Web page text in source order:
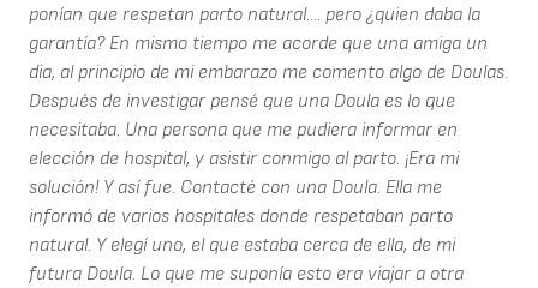
ponían que respetan parto natural.... pero ¿quien daba la
garantía? En mismo tiempo me acorde que una amiga un
dia, al principio de mi embarazo me comento algo de Doulas.
Después de investigar pensé que una Doula es lo que
necesitaba. Una persona que me pudiera informar en
elección de hospital, y asistir conmigo al parto. ¡Era mi
solución! Y así fue. Contacté con una Doula. Ella me
informó de varios hospitales donde respetaban parto
natural. Y elegí uno, el que estaba cerca de ella, de mi
futura Doula. Lo que me suponía esto era viajar a otra